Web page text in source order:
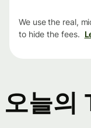
We use the real,
to hide the fees.
오늘의